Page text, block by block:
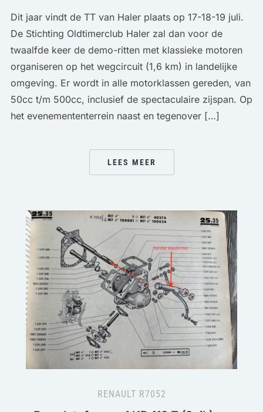
Dit jaar vindt de TT van Haler plaats op 17-18-19 juli.
De Stichting Oldtimerclub Haler zal dan voor de
twaalfde keer de demo-ritten met klassieke motoren
organiseren op het wegcircuit (1,6 km) in landelijke
omgeving. Er wordt in alle motorklassen gereden, van
50cc t/m 500cc, inclusief de spectaculaire zijspan. Op
het evenemententerrein naast en tegenover […]
LEES MEER
RENAULT R7052